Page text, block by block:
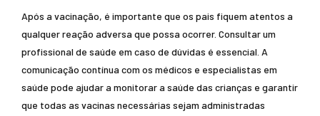
Após a vacinação, é importante que os pais fiquem atentos a
qualquer reação adversa que possa ocorrer. Consultar um
profissional de saúde em caso de dúvidas é essencial. A
comunicação contínua com os médicos e especialistas em
saúde pode ajudar a monitorar a saúde das crianças e garantir
que todas as vacinas necessárias sejam administradas